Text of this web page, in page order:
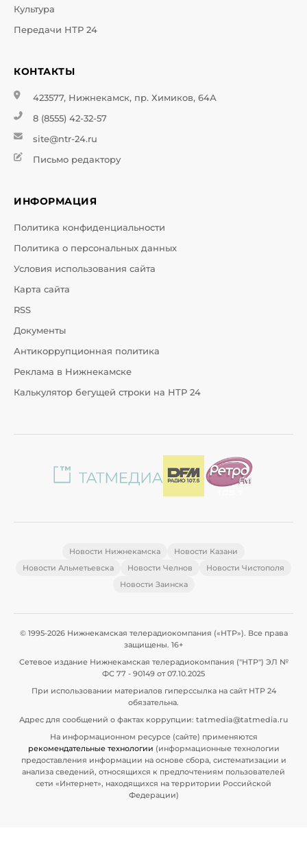
Культура
Передачи НТР 24
КОНТАКТЫ
423577, Нижнекамск, пр. Химиков, 64А
8 (8555) 42-32-57
site@ntr-24.ru
Письмо редактору
ИНФОРМАЦИЯ
Политика конфиденциальности
Политика о персональных данных
Условия использования сайта
Карта сайта
RSS
Документы
Антикоррупционная политика
Реклама в Нижнекамске
Калькулятор бегущей строки на НТР 24
Новости Нижнекамска
Новости Казани
Новости Альметьевска
Новости Челнов
Новости Чистополя
Новости Заинска
© 1995-2026 Нижнекамская телерадиокомпания («НТР»). Все права
защищены. 16+
Сетевое издание Нижнекамская телерадиокомпания ("НТР") ЭЛ №
ФС 77 - 90149 от 07.10.2025
При использовании материалов гиперссылка на сайт НТР 24
обязательна.
Адрес для сообщений о фактах коррупции: tatmedia@tatmedia.ru
На информационном ресурсе (сайте) применяются
рекомендательные технологии (информационные технологии
предоставления информации на основе сбора, систематизации и
анализа сведений, относящихся к предпочтениям пользователей
сети «Интернет», находящихся на территории Российской
Федерации)